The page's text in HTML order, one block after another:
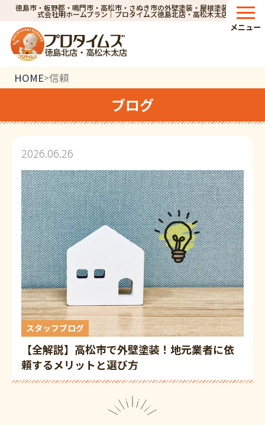
徳島市・板野郡・鳴門市・高松市・さぬき市の外壁塗装・屋根塗装なら株
式会社明ホームプラン｜プロタイムズ徳島北店・高松木太店
徳島北店・高松木太店
メニュー
HOME>信頼
ブログ
2026.06.26
スタッフブログ
【全解説】高松市で外壁塗装！地元業者に依
頼するメリットと選び方